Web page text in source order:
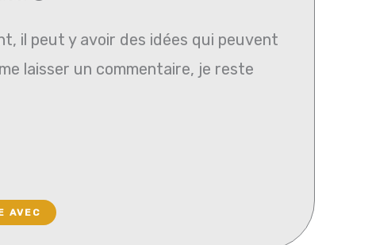
il peut y avoir des idées qui peuvent
laisser un commentaire, je reste
AVEC